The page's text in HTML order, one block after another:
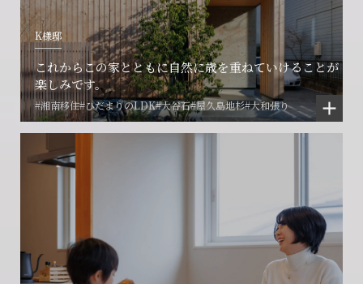
K様邸
これからこの家とともに自然に歳を重ねていけることが
楽しみです。
#湘南移住#ひだまりのLDK#大谷石#屋久島地杉#大和張り